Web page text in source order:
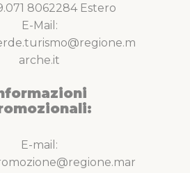
8062284 Estero
E-Mail:
arche.it
E-mail: